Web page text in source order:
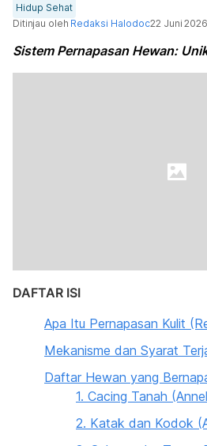
Hidup Sehat
Ditinjau oleh Redaksi Halodoc22 Juni 2026
Sistem Pernapasan Hewan:
DAFTAR ISI
Apa Itu Pernapasan Kulit
Mekanisme dan Syarat
Daftar Hewan yang
1. Cacing Tanah
2. Katak dan Kodok